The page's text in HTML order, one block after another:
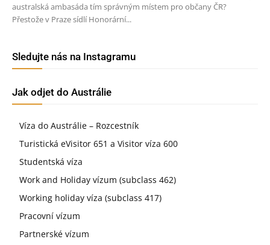
australská ambasáda tím správným místem pro občany ČR?
Přestože v Praze sídlí Honorární...
Sledujte nás na Instagramu
Jak odjet do Austrálie
Víza do Austrálie – Rozcestník
Turistická eVisitor 651 a Visitor víza 600
Studentská víza
Work and Holiday vízum (subclass 462)
Working holiday víza (subclass 417)
Pracovní vízum
Partnerské vízum